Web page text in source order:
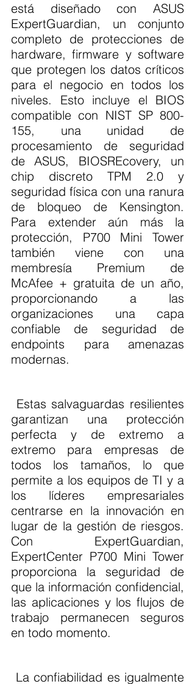
está diseñado con ASUS
ExpertGuardian, un conjunto
completo de protecciones de
hardware, firmware y software
que protegen los datos críticos
para el negocio en todos los
niveles. Esto incluye el BIOS
compatible con NIST SP 800-
155, una unidad de
procesamiento de seguridad
de ASUS, BIOSREcovery, un
chip discreto TPM 2.0 y
seguridad física con una ranura
de bloqueo de Kensington.
Para extender aún más la
protección, P700 Mini Tower
también viene con una
membresía Premium de
McAfee + gratuita de un año,
proporcionando a las
organizaciones una capa
confiable de seguridad de
endpoints para amenazas
modernas.
garantizan una protección
perfecta y de extremo a
extremo para empresas de
todos los tamaños, lo que
permite a los equipos de TI y a
los líderes empresariales
centrarse en la innovación en
lugar de la gestión de riesgos.
Con ExpertGuardian,
ExpertCenter P700 Mini Tower
proporciona la seguridad de
que la información confidencial,
las aplicaciones y los flujos de
trabajo permanecen seguros
en todo momento.